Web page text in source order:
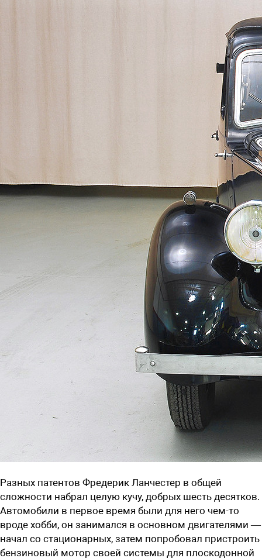
Разных патентов Фредерик Ланчестер в общей
сложности набрал целую кучу, добрых шесть десятков.
Автомобили в первое время были для него чем-то
вроде хобби, он занимался в основном двигателями —
начал со стационарных, затем попробовал пристроить
бензиновый мотор своей системы для плоскодонной